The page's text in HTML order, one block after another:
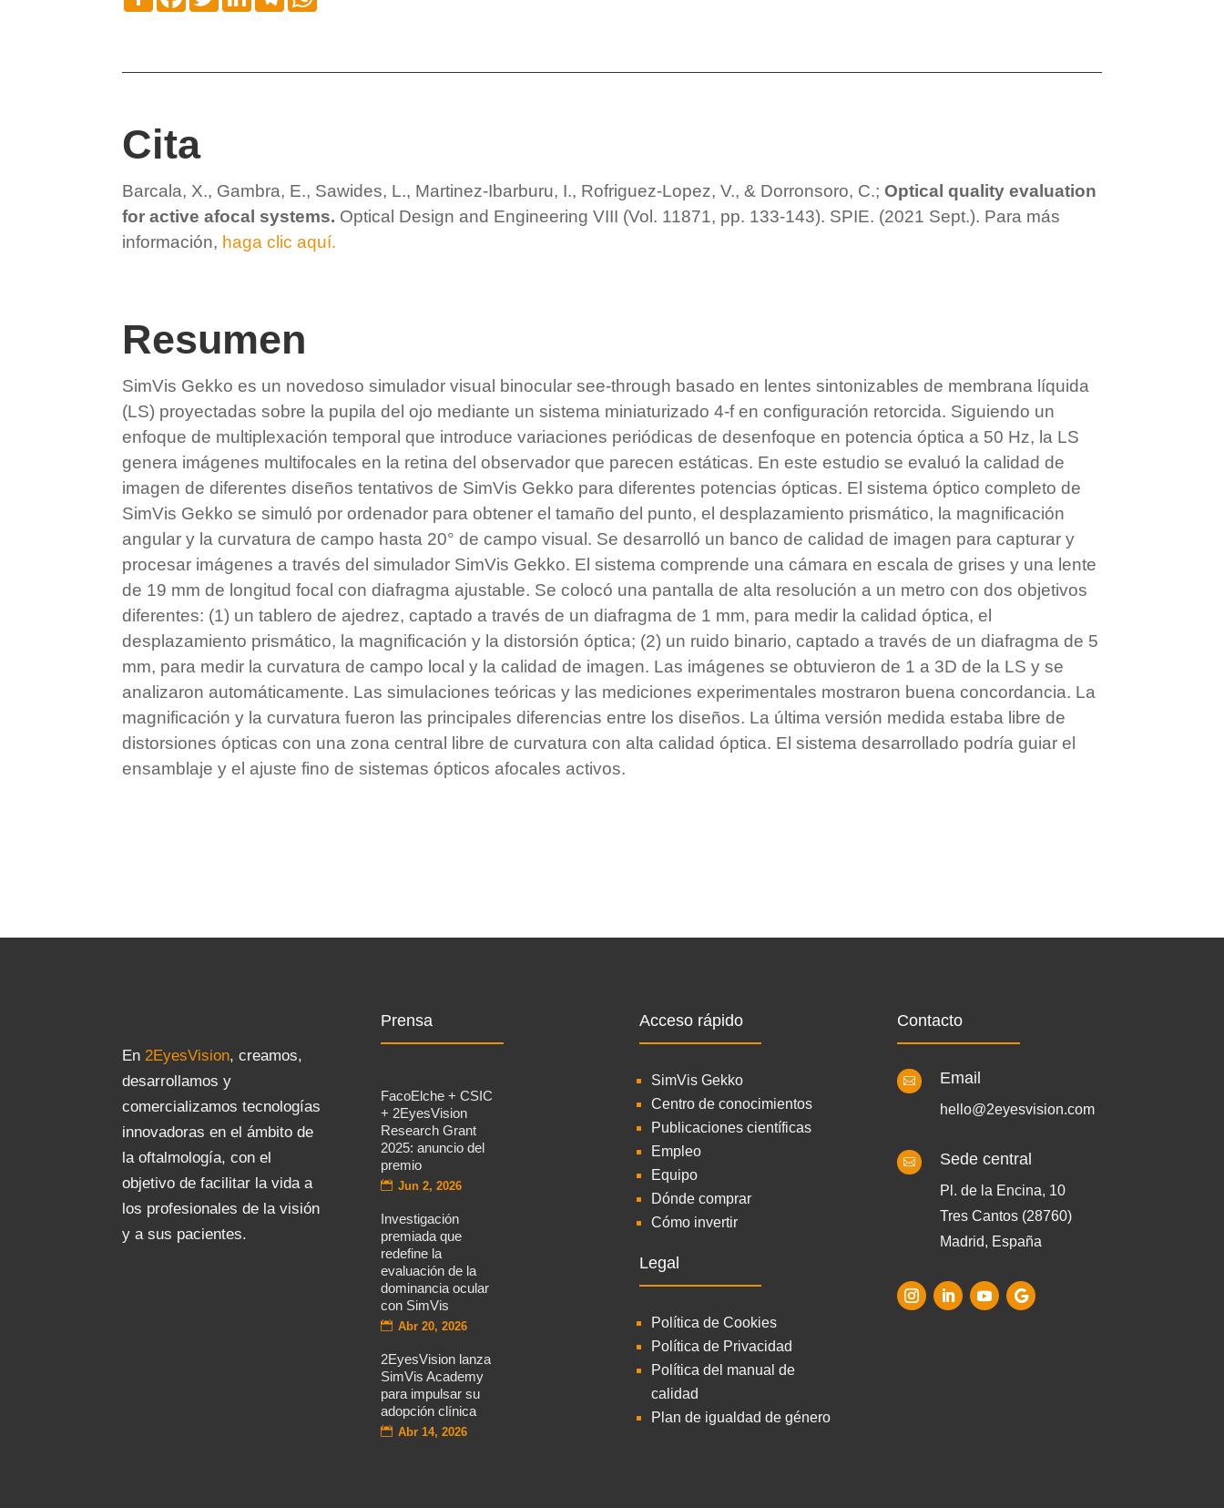
Cita
Barcala, X., Gambra, E., Sawides, L., Martinez-Ibarburu, I., Rofriguez-Lopez, V., & Dorronsoro, C.;Optical quality evaluation
for active afocal systems. Optical Design and Engineering VIII (Vol. 11871, pp. 133-143). SPIE. (2021 Sept.). Para más
información, haga clic aquí.
Resumen
SimVis Gekko es un novedoso simulador visual binocular see-through basado en lentes sintonizables de membrana líquida
(LS) proyectadas sobre la pupila del ojo mediante un sistema miniaturizado 4-f en configuración retorcida. Siguiendo un
enfoque de multiplexación temporal que introduce variaciones periódicas de desenfoque en potencia óptica a 50 Hz, la LS
genera imágenes multifocales en la retina del observador que parecen estáticas. En este estudio se evaluó la calidad de
imagen de diferentes diseños tentativos de SimVis Gekko para diferentes potencias ópticas. El sistema óptico completo de
SimVis Gekko se simuló por ordenador para obtener el tamaño del punto, el desplazamiento prismático, la magnificación
angular y la curvatura de campo hasta 20° de campo visual. Se desarrolló un banco de calidad de imagen para capturar y
procesar imágenes a través del simulador SimVis Gekko. El sistema comprende una cámara en escala de grises y una lente
de 19 mm de longitud focal con diafragma ajustable. Se colocó una pantalla de alta resolución a un metro con dos objetivos
diferentes: (1) un tablero de ajedrez, captado a través de un diafragma de 1 mm, para medir la calidad óptica, el
desplazamiento prismático, la magnificación y la distorsión óptica; (2) un ruido binario, captado a través de un diafragma de 5
mm, para medir la curvatura de campo local y la calidad de imagen. Las imágenes se obtuvieron de 1 a 3D de la LS y se
analizaron automáticamente. Las simulaciones teóricas y las mediciones experimentales mostraron buena concordancia. La
magnificación y la curvatura fueron las principales diferencias entre los diseños. La última versión medida estaba libre de
distorsiones ópticas con una zona central libre de curvatura con alta calidad óptica. El sistema desarrollado podría guiar el
ensamblaje y el ajuste fino de sistemas ópticos afocales activos.
En 2EyesVision, creamos,
desarrollamos y
comercializamos tecnologías
innovadoras en el ámbito de
la oftalmología, con el
objetivo de facilitar la vida a
los profesionales de la visión
y a sus pacientes.
Prensa
FacoElche + CSIC
+ 2EyesVision
Research Grant
2025: anuncio del
premio
Jun 2, 2026
Investigación
premiada que
redefine la
evaluación de la
dominancia ocular
con SimVis
Abr 20, 2026
2EyesVision lanza
SimVis Academy
para impulsar su
adopción clínica
Abr 14, 2026
Acceso rápido
SimVis Gekko
Centro de conocimientos
Publicaciones científicas
Empleo
Equipo
Dónde comprar
Cómo invertir
Legal
Política de Cookies
Política de Privacidad
Política del manual de
calidad
Plan de igualdad de género
Contacto
 Email
hello@2eyesvision.com
 Sede central
Pl. de la Encina, 10
Tres Cantos (28760)
Madrid, España